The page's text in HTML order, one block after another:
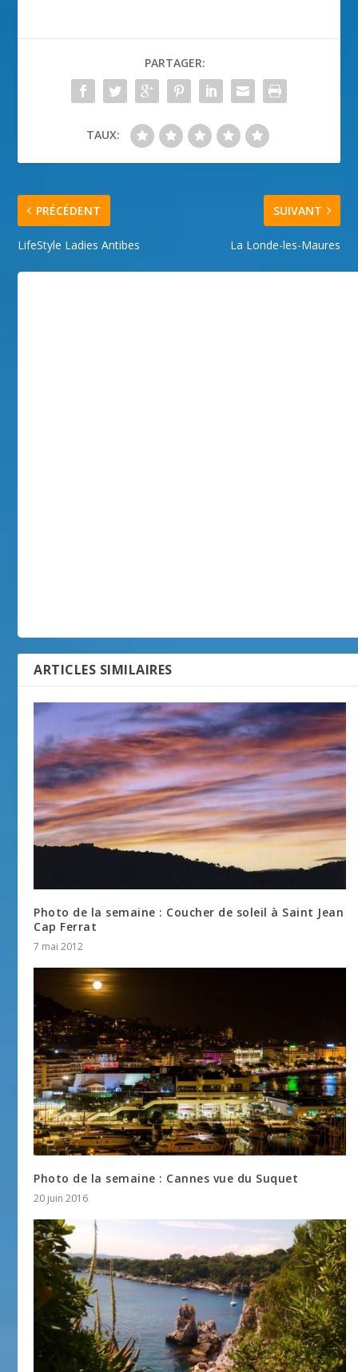
PARTAGER:
TAUX:
PRÉCÉDENT
LifeStyle Ladies Antibes
SUIVANT
La Londe-les-Maures
ARTICLES SIMILAIRES
Photo de la semaine : Coucher de soleil à Saint Jean
Cap Ferrat
7 mai 2012
Photo de la semaine : Cannes vue du Suquet
20 juin 2016